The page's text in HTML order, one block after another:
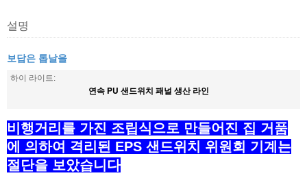
설명
보답은 톱날을
하이 라이트:
연속 PU 샌드위치 패널 생산 라인
비행거리를 가진 조립식으로 만들어진 집 거품
에 의하여 격리된 EPS 샌드위치 위원회 기계는
절단을 보았습니다